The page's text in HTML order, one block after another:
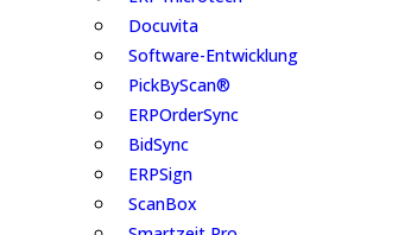
Docuvita
Software-Entwicklung
PickByScan®
ERPOrderSync
BidSync
ERPSign
ScanBox